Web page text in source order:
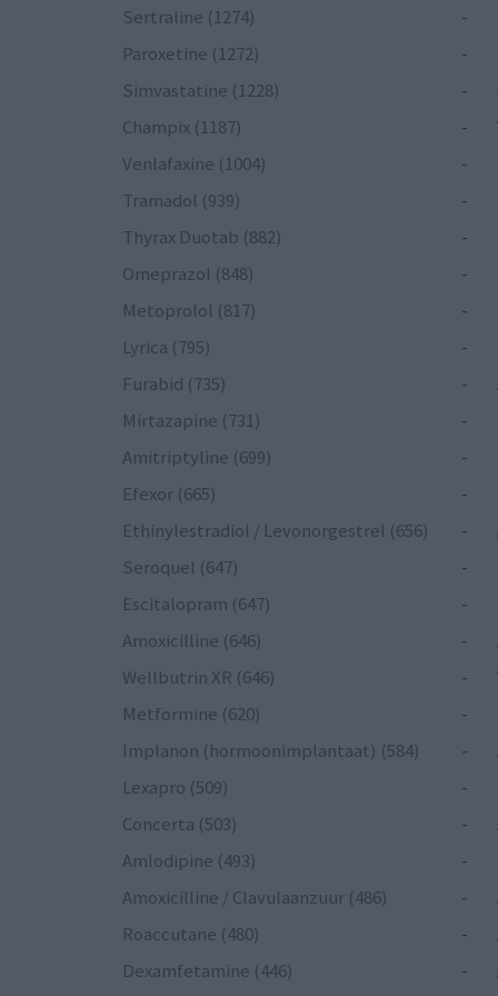
Sertraline (1274)
-
Paroxetine (1272)
-
Simvastatine (1228)
-
Champix (1187)
-
Venlafaxine (1004)
-
Tramadol (939)
-
Thyrax Duotab (882)
-
Omeprazol (848)
-
Metoprolol (817)
-
Lyrica (795)
-
Furabid (735)
-
Mirtazapine (731)
-
Amitriptyline (699)
-
Efexor (665)
-
Ethinylestradiol / Levonorgestrel (656)
-
Seroquel (647)
-
Escitalopram (647)
-
Amoxicilline (646)
-
Wellbutrin XR (646)
-
Metformine (620)
-
Implanon (hormoonimplantaat) (584)
-
Lexapro (509)
-
Concerta (503)
-
Amlodipine (493)
-
Amoxicilline / Clavulaanzuur (486)
-
Roaccutane (480)
-
Dexamfetamine (446)
-